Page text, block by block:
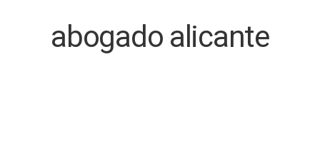
abogado alicante